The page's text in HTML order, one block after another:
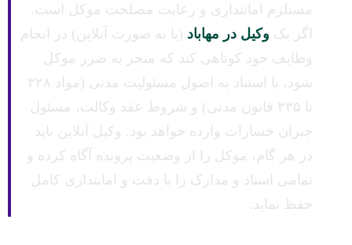
مستلزم امانتداری و رعایت مصلحت موکل است.
اگر یک وکیل در مهاباد (یا به صورت آنلاین) در انجام
وظایف خود کوتاهی کند که منجر به ضرر موکل
شود، با استناد به اصول مسئولیت مدنی (مواد ۳۲۸
تا ۳۳۵ قانون مدنی) و شروط عقد وکالت، مسئول
جبران خسارات وارده خواهد بود. وکیل آنلاین باید
در هر گام، موکل را از وضعیت پرونده آگاه کرده و
تمامی اسناد و مدارک را با دقت و امانتداری کامل
حفظ نماید.